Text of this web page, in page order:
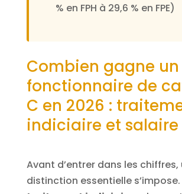
% en FPH à 29,6 % en FPE)
Combien gagne un
fonctionnaire de
C en 2026 :
indiciaire et salaire
Avant d’entrer dans les chiffres,
distinction essentielle s’impose.